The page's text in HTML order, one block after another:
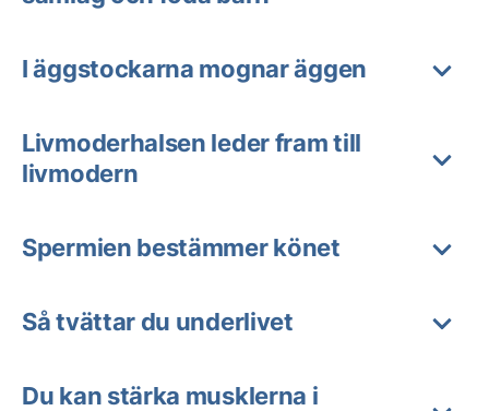
I äggstockarna mognar äggen
Livmoderhalsen leder fram till
livmodern
Spermien bestämmer könet
Så tvättar du underlivet
Du kan stärka musklerna i